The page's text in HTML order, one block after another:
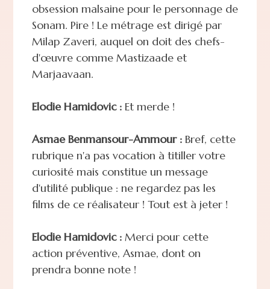
obsession malsaine pour le personnage de
Sonam. Pire ! Le métrage est dirigé par
Milap Zaveri, auquel on doit des chefs-
d'œuvre comme Mastizaade et
Marjaavaan.
Elodie Hamidovic :Et merde !
Asmae Benmansour-Ammour :Bref, cette
rubrique n'a pas vocation à titiller votre
curiosité mais constitue un message
d'utilité publique : ne regardez pas les
films de ce réalisateur ! Tout est à jeter !
Elodie Hamidovic :Merci pour cette
action préventive, Asmae, dont on
prendra bonne note !